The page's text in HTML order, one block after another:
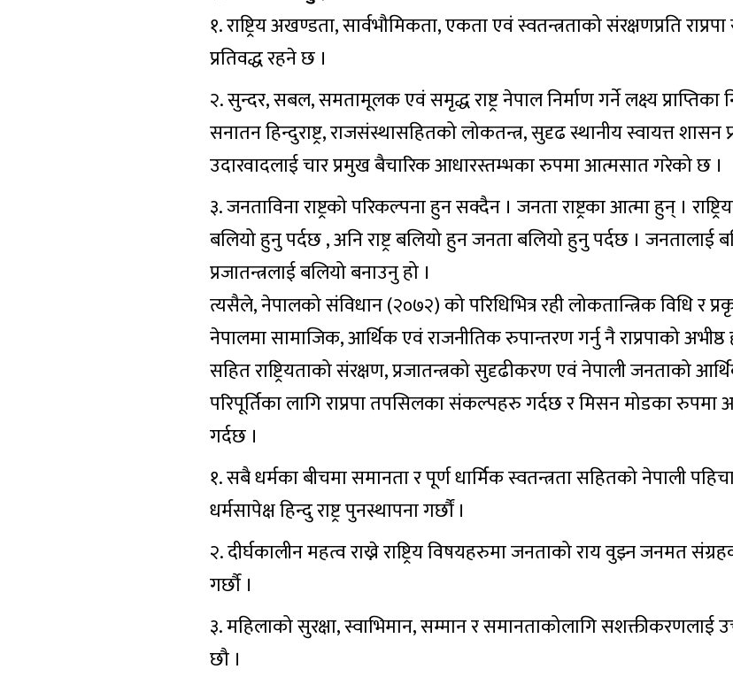
१. राष्ट्रिय अखण्डता, सार्वभौमिकता, एकता एवं स्वतन्त्रताको संरक्षणप्रति
प्रतिवद्ध रहने छ ।
२. सुन्दर, सबल, समतामूलक एवं समृद्ध राष्ट्र नेपाल निर्माण गर्ने लक्ष्य प्राप्तिका
सनातन हिन्दुराष्ट्र, राजसंस्थासहितको लोकतन्त्र, सुदृढ स्थानीय स्वायत्त शासन
उदारवादलाई चार प्रमुख बैचारिक आधारस्तम्भका रुपमा आत्मसात गरेको छ ।
३. जनताविना राष्ट्रको परिकल्पना हुन सक्दैन । जनता राष्ट्रका आत्मा हुन् ।
बलियो हुनु पर्दछ , अनि राष्ट्र बलियो हुन जनता बलियो हुनु पर्दछ । जनतालाई
प्रजातन्त्रलाई बलियो बनाउनु हो ।
त्यसैले, नेपालको संविधान (२०७२) को परिधिभित्र रही लोकतान्त्रिक विधि र
नेपालमा सामाजिक, आर्थिक एवं राजनीतिक रुपान्तरण गर्नु नै राप्रपाको अभीष्ठ
सहित राष्ट्रियताको संरक्षण, प्रजातन्त्रको सुदृढीकरण एवं नेपाली जनताको
परिपूर्तिका लागि राप्रपा तपसिलका संकल्पहरु गर्दछ र मिसन मोडका रुपमा
गर्दछ ।
१. सबै धर्मका बीचमा समानता र पूर्ण धार्मिक स्वतन्त्रता सहितको नेपाली
धर्मसापेक्ष हिन्दु राष्ट्र पुनस्थापना गर्छौं ।
२. दीर्घकालीन महत्व राख्ने राष्ट्रिय विषयहरुमा जनताको राय वुझ्न जनमत
गर्छौ ।
३. महिलाको सुरक्षा, स्वाभिमान, सम्मान र समानताकोलागि सशक्तीकरणलाई
छौ ।